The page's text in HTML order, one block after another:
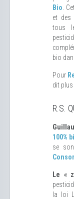
Bio .
et des
tous
bio
Pour
dit plus
R.S.
100%
se
Le «
la loi